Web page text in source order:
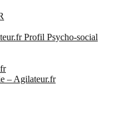
Profil Psycho-social
– Agilateur.fr